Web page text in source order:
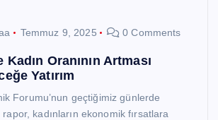
Temmuz 9, 2025 0 Comments
Oranının Artması
Yatırım
Forumu’nun geçtiğimiz günlerde
rapor, kadınların ekonomik fırsatlara